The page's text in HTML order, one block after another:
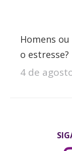
Homens
o estresse?
4 de